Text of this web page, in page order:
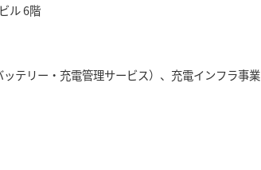
ル 6階
テリー・充電管理サービス）、充電インフラ事業